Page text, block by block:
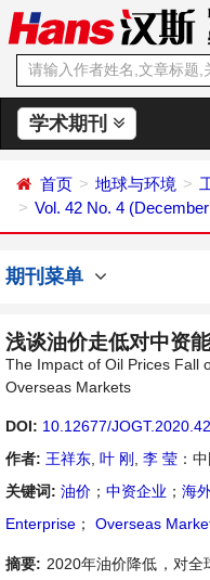
学术期刊
首页 地球与环境
Vol. 42 No. 4
期刊菜单
浅谈油价走低对中资
The Impact of Oil Prices Fall
Overseas Markets
DOI: 10.12677/
作者: 王祥东 叶 刚 李 莹 ：
关键词: 油价 ； 中资企业 ； 海
Enterprise ； Overseas
摘要: 2020年油价降低，对